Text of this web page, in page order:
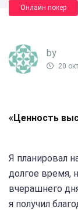
Онлайн покер
by
20
«Ценность
Я планировал
долгое время,
вчерашнего
я получил